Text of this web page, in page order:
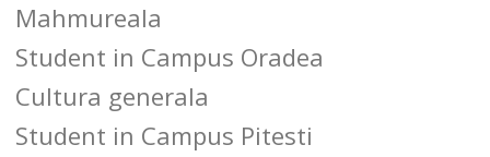
Mahmureala
Student in Campus Oradea
Cultura generala
Student in Campus Pitesti